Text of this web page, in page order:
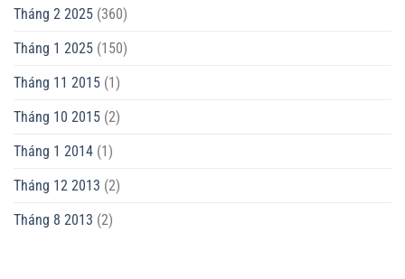
Tháng 2 2025 (360)
Tháng 1 2025 (150)
Tháng 11 2015 (1)
Tháng 10 2015 (2)
Tháng 1 2014 (1)
Tháng 12 2013 (2)
Tháng 8 2013 (2)